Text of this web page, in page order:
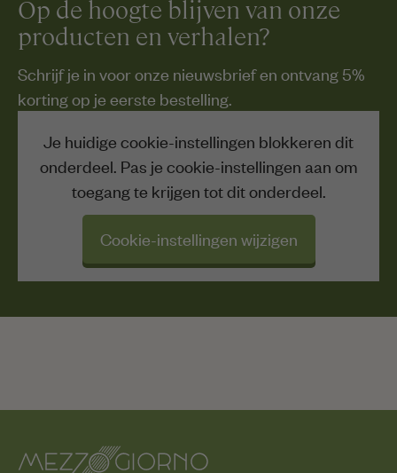
Op de hoogte blijven van onze
producten en verhalen?
Schrijf je in voor onze nieuwsbrief en ontvang 5%
korting op je eerste bestelling.
Je huidige cookie-instellingen blokkeren dit
onderdeel. Pas je cookie-instellingen aan om
toegang te krijgen tot dit onderdeel.
Cookie-instellingen wijzigen